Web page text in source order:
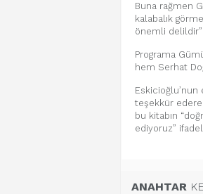
Buna rağmen
kalabalık
önemli
Programa
hem Serhat
teşekkür
bu kitabın
ediyoruz”
ANAHTAR